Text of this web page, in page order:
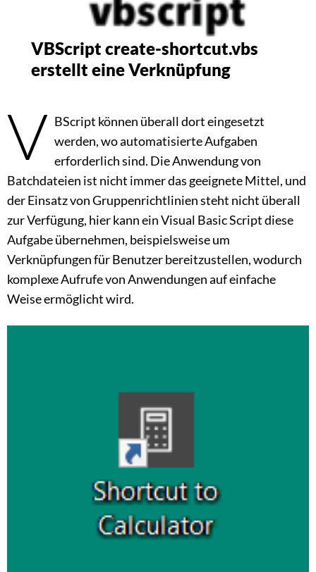
VBScript create-shortcut.vbs
erstellt eine Verknüpfung
V BScript können überall dort eingesetzt
werden, wo automatisierte Aufgaben
erforderlich sind. Die Anwendung von
Batchdateien ist nicht immer das geeignete Mittel, und
der Einsatz von Gruppenrichtlinien steht nicht überall
zur Verfügung, hier kann ein Visual Basic Script diese
Aufgabe übernehmen, beispielsweise um
Verknüpfungen für Benutzer bereitzustellen, wodurch
komplexe Aufrufe von Anwendungen auf einfache
Weise ermöglicht wird.